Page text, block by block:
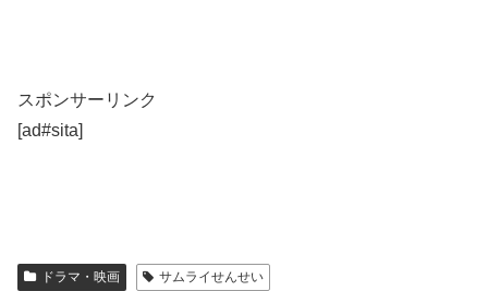
スポンサーリンク
[ad#sita]
ドラマ・映画 サムライせんせい